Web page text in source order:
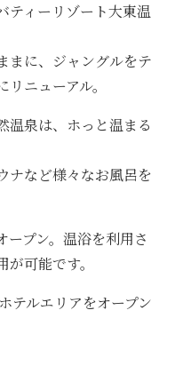
ティーリゾート大東温
まに、ジャングルをテ
ニューアル。
温泉は、ホっと温まる
ナなど様々なお風呂を
ープン。温浴を利用さ
可能です。
テルエリアをオープン